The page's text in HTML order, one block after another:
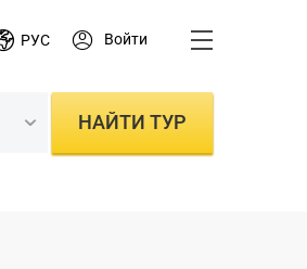
РУС Войти
НАЙТИ ТУР